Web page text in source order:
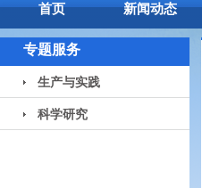
首页 新闻动态
专题服务
生产与实践
科学研究